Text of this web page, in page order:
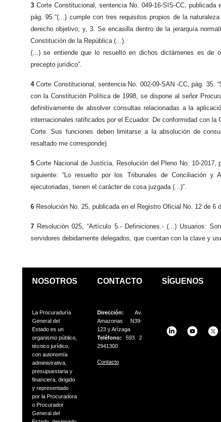
3Corte Constitucional, sentencia No. 049-16-SIS-CC,
pág. 95 “(...) cumple con tres requisitos propios de la
derecho objetivo; y, 3. Se encasilla dentro de la jerarquía
Constitución de la República (...).
(...) se entiende que lo resuelto en dichos dictámenes es de
precepto jurídico”.
4Corte Constitucional, sentencia No. 002-09-SAN -CC, pág. 35.
con la Constitución Política de 1998, se dispone al señor
definitivamente de absolver consultas relacionadas a la
internacionales ratificados por el Ecuador. De conformidad con
Corte. Sus funciones deben limitarse a la absolución de
resaltado me corresponde).
5Corte Nacional de Justicia, Resolución del Pleno No. 10-2017,
siguiente: “Lo resuelto por los Tribunales de Conciliación y
ejecutoriadas, tienen el carácter de cosa juzgada (...)”.
6Resolución No. 25, publicada en el Registro Oficial No. 12 de 6
7Resolución 025, “Artículo 5.- Definiciones.- (...) Usuarios:
servidores debidamente delegados, que cuentan con la clave y
NOSOTROS
La Procuraduría
General del
Estado es un
organismo público,
técnico jurídico,
con autonomía
administrativa,
presupuestaria y
financiera, dirigido
y representado
por la Procuradora
o Procurador
General del
CONTACTO
Dirección: Av.
Amazonas N39-
123 y Arízaga
Teléfono:593 2
2941300
Contacto
SÍGUENOS